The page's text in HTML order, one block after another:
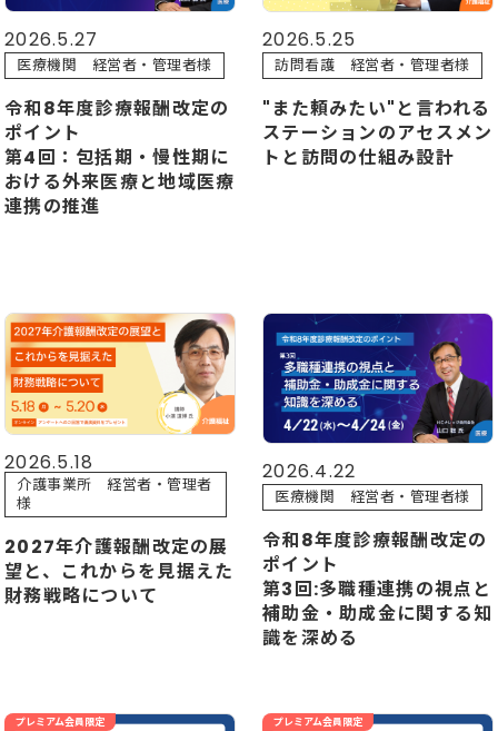
2026.5.27
医療機関 経営者・管理者様
令和8年度診療報酬改定の
ポイント
第4回：包括期・慢性期に
おける外来医療と地域医療
連携の推進
2026.5.25
訪問看護 経営者・管理者様
"また頼みたい"と言われる
ステーションのアセスメン
トと訪問の仕組み設計
2026.5.18
介護事業所 経営者・管理者
様
2027年介護報酬改定の展
望と、これからを見据えた
財務戦略について
2026.4.22
医療機関 経営者・管理者様
令和8年度診療報酬改定の
ポイント
第3回:多職種連携の視点と
補助金・助成金に関する知
識を深める
プレミアム会員限定 プレミアム会員限定